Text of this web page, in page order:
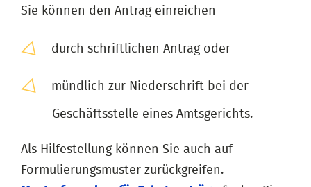
Sie können den Antrag einreichen
durch schriftlichen Antrag oder
mündlich zur Niederschrift bei der
Geschäftsstelle eines Amtsgerichts.
Als Hilfestellung können Sie auch auf
Formulierungsmuster zurückgreifen.